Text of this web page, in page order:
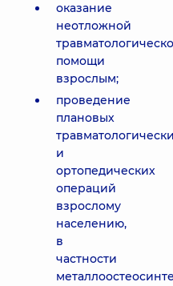
оказание
неотложной
помощи
взрослым;
проведение
плановых
и
ортопедических
операций
взрослому
населению,
в
частности